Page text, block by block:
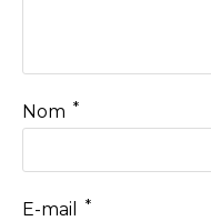
Nom *
E-mail *